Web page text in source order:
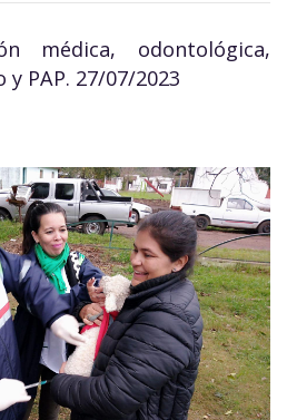
médica, odontológica,
PAP. 27/07/2023